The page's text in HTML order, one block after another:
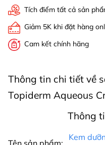
Tích điểm tất cả sản
Giảm 5K khi đặt hàng
Cam kết chính hãng
Thông tin chi tiết về
Topiderm Aqueous
Thông
Tên sản phẩm:
Kem